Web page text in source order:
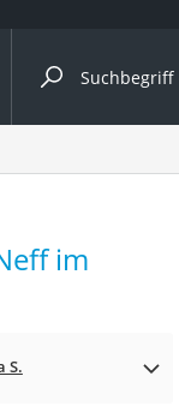
Kategorie
im
S.